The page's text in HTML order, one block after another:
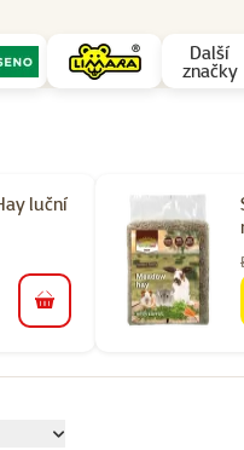
Další
značky
luční
do košíku